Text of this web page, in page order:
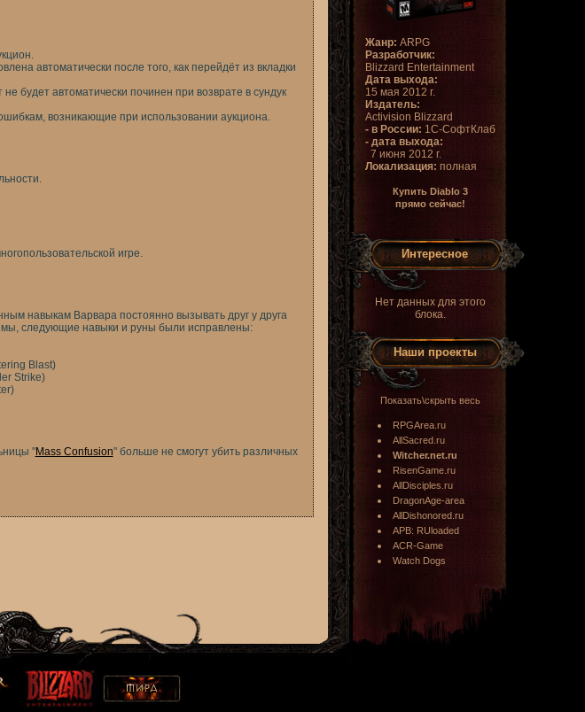
автоматически после того, как перейдёт из вкладки
будет автоматически починен при возврате в сундук
возникающие при использовании аукциона.
игре.
навыкам Варвара постоянно вызывать друг у друга
следующие навыки и руны были исправлены:
Blast)
Strike)
"Mass Confusion" больше не смогут убить различных
Жанр: ARPG
Разработчик:
Blizzard Entertainment
Дата выхода:
15 мая 2012 г.
Издатель:
Activision Blizzard
- в России: 1С-СофтКлаб
- дата выхода:
7 июня 2012 г.
Локализация: полная
Купить Diablo 3
прямо сейчас!
Интересное
Нет данных для этого
блока.
Наши проекты
Показать\скрыть весь
RPGArea.ru
AllSacred.ru
Witcher.net.ru
RisenGame.ru
AllDisciples.ru
DragonAge-area
AllDishonored.ru
APB: RUloaded
ACR-Game
Watch Dogs